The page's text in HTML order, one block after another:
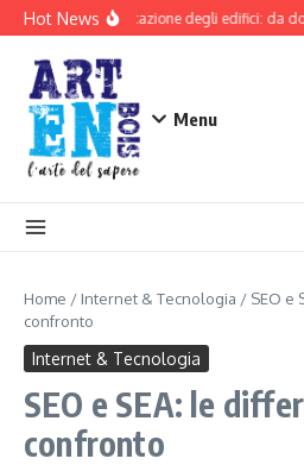
Salta al contenuto
Hot NewsRiqualificazione degli edifici: da
Menu
Home / Internet & Tecnologia / SEO e
confronto
Internet & Tecnologia
SEO e SEA: le
confronto